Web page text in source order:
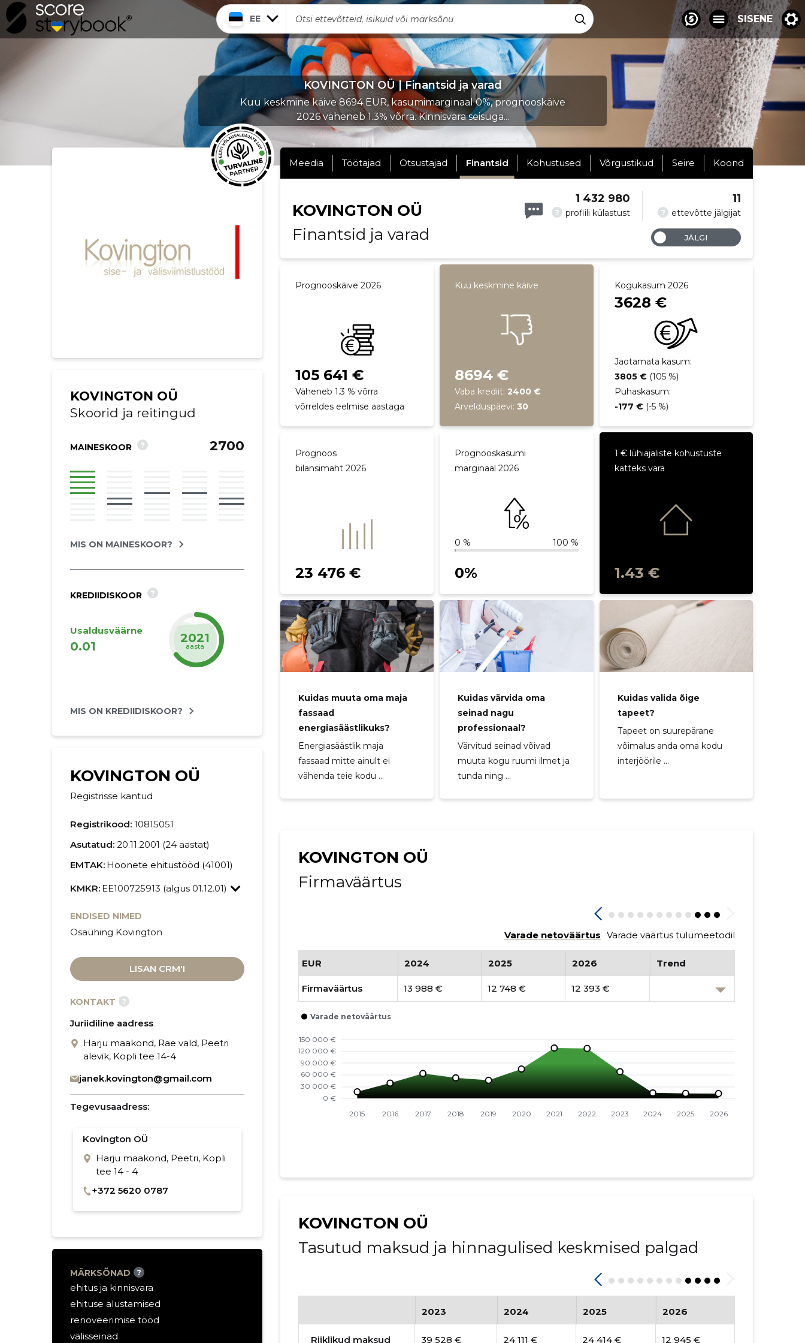
EE SISENE
KOVINGTON OÜ | Finantsid ja varad
Kuu keskmine käive 8694 EUR, kasumimarginaal 0%, prognooskäive
2026 väheneb 1.3% võrra. Kinnisvara seisuga...
KOVINGTON OÜ
Skoorid ja reitingud
MAINESKOOR ? 2700
MIS ON MAINESKOOR?
KREDIIDISKOOR ?
Usaldusväärne
0.01
2026
aasta
MIS ON KREDIIDISKOOR?
KOVINGTON OÜ
Registrisse kantud
Registrikood: 10815051
Asutatud: 20.11.2001 (24 aastat)
EMTAK: Hoonete ehitustööd (41001)
KMKR: EE100725913 (algus 01.12.01)
ENDISED NIMED
Osaühing Kovington
LISAN CRM'I
KONTAKT ?
Juriidiline aadress
Harju maakond, Rae vald, Peetri
alevik, Kopli tee 14-4
janek.kovington@gmail.com
Tegevusaadress:
Kovington OÜ
Harju maakond, Peetri, Kopli
tee 14 - 4
+372 5620 0787
MÄRKSÕNAD ?
ehitus ja kinnisvara
ehituse alustamised
renoveerimise tööd
välisseinad
Meedia Töötajad Otsustajad Finantsid Kohustused Võrgustikud Seire Koond
KOVINGTON OÜ
Finantsid ja varad
? profiili külastust
1 432 980
? ettevõtte jälgijat
11
JÄLGI
Prognooskäive 2026
105 641 €
Väheneb 1.3 % võrra
võrreldes eelmise aastaga
Kuu keskmine käive
8694 €
Vaba krediit: 2400 €
Arvelduspäevi:30
Kogukasum 2026
3628 €
Jaotamata kasum:
3805 € (105 %)
Puhaskasum:
-177 € (-5 %)
Prognoos
bilansimaht 2026
23 476 €
Prognooskasumi
marginaal 2026
0 % 100 %
0%
1 € lühiajaliste kohustuste
katteks vara
1.43 €
Kuidas muuta oma maja
fassaad
energiasäästlikuks?
Energiasäästlik maja
fassaad mitte ainult ei
vähenda teie kodu ...
Kuidas värvida oma
seinad nagu
professionaal?
Värvitud seinad võivad
muuta kogu ruumi ilmet ja
tunda ning ...
Kuidas valida õige
tapeet?
Tapeet on suurepärane
võimalus anda oma kodu
interjöörile ...
KOVINGTON OÜ
Firmaväärtus
Varade netoväärtus Varade väärtus tulumeetodil
EUR 2024 2025 2026 Trend
Firmaväärtus 13 988 € 12 748 € 12 393 €
KOVINGTON OÜ
Tasutud maksud ja hinnagulised keskmised palgad
2023 2024 2025 2026
Riiklikud maksud 39 528 € 24 111 € 24 414 € 12 945 €